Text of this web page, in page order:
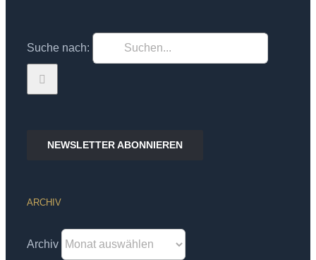
Suche nach:
NEWSLETTER ABONNIEREN
ARCHIV
Archiv